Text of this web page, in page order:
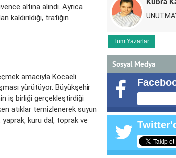
altına alındı. Ayrıca
kaldırıldığı, trafiğin
amacıyla Kocaeli
yürütüyor. Büyükşehir
iş birliği gerçekleştirdiği
atıklar temizlenerek suyun
yaprak, kuru dal, toprak ve
Tüm Yazarlar
Sosyal Medya